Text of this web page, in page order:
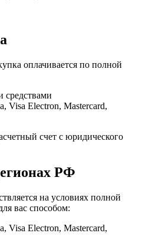
оплачивается по полной
Visa Electron, Mastercard,
счет с юридического
РФ
на условиях полной
вас способом:
Visa Electron, Mastercard,